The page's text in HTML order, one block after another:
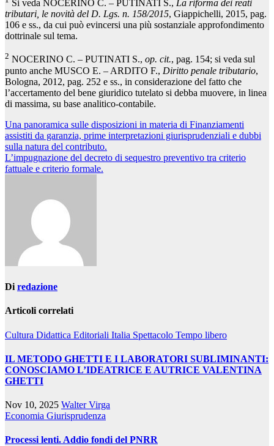
Si veda NOCERINO C. – PUTINATI S., La riforma dei reati
tributari, le novità del D. Lgs. n. 158/2015, Giappichelli, 2015, pag.
106 e ss., da cui può evincersi una più sostanziale approfondimento
dottrinale sul tema.
2 NOCERINO C. – PUTINATI S., op. cit., pag. 154; si veda sul
punto anche MUSCO E. – ARDITO F., Diritto penale tributario,
Bologna, 2012, pag. 252 e ss., in considerazione del fatto che
l’accertamento del bene giuridico tutelato si debba muovere, in linea
di massima, su base analitico-contabile.
Navigazione
articoli
Una panoramica sulle disposizioni in materia di Finanziamenti
assistiti da garanzia, prime interpretazioni giurisprudenziali e dubbi
sulla natura del contributo.
L’impugnazione del decreto di sequestro preventivo tra criterio
fattuale e criterio formale.
Di redazione
Articoli correlati
Cultura Didattica Editoriali Italia Spettacolo Tempo libero
IL METODO GHETTI E I LABORATORI SUBLIMINANTI:
CONOSCIAMO L’IDEATRICE E AUTRICE VALENTINA
GHETTI
Nov 10, 2025 Walter Virga
Economia Giurisprudenza
Processi lenti. Addio fondi del PNRR